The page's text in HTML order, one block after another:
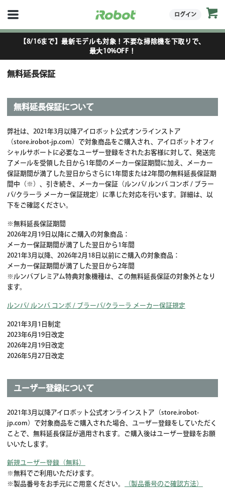
ログイン
【8/16まで】最新モデルも対象！不要な掃除機を下取りで、
最大10%OFF！
無料延長保証
無料延長保証について
弊社は、2021年3月以降アイロボット公式オンラインストア
（store.irobot-jp.com）で対象商品をご購入され、アイロボットオフィ
シャルサポートに必要なユーザー登録をされたお客様に対して、発送完
了メールを受領した日から1年間のメーカー保証期間に加え、メーカー
保証期間が満了した翌日からさらに1年間または2年間の無料延長保証期
間中（※）、引き続き、メーカー保証（ルンバ/ ルンバ コンボ / ブラー
バ/クラーラ メーカー保証規定）に準じた対応を行います。詳細は、以
下をご確認ください。
※無料延長保証期間
2026年2月19日以降にご購入の対象商品：
メーカー保証期間が満了した翌日から1年間
2021年3月以降、2026年2月18日以前にご購入の対象商品：
メーカー保証期間が満了した翌日から2年間
※ルンバプレミアム特典対象機種は、この無料延長保証の対象外となり
ます。
ルンバ/ ルンバ コンボ / ブラーバ/クラーラ メーカー保証規定
2021年3月1日制定
2023年6月19日改定
2026年2月19日改定
2026年5月27日改定
ユーザー登録について
2021年3月以降アイロボット公式オンラインストア（store.irobot-
jp.com）で対象商品をご購入された場合、ユーザー登録をしていただく
ことで、無料延長保証が適用されます。ご購入後はユーザー登録をお願
いいたします。
新規ユーザー登録（無料）
※無料でご利用いただけます。
※製品番号をお手元にご用意ください。
（製品番号のご確認方法）